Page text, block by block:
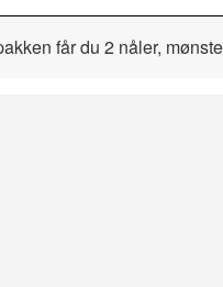
får du 2 nåler,